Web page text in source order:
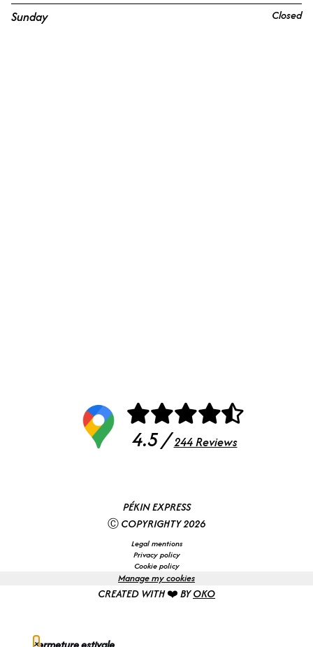
Sunday
Closed
4.5 /244 Reviews
PÉKIN EXPRESS
Ⓒ COPYRIGHTY 2026
Legal mentions
Privacy policy
Cookie policy
Manage my cookies
CREATED WITH ❤️ BYOKO
×